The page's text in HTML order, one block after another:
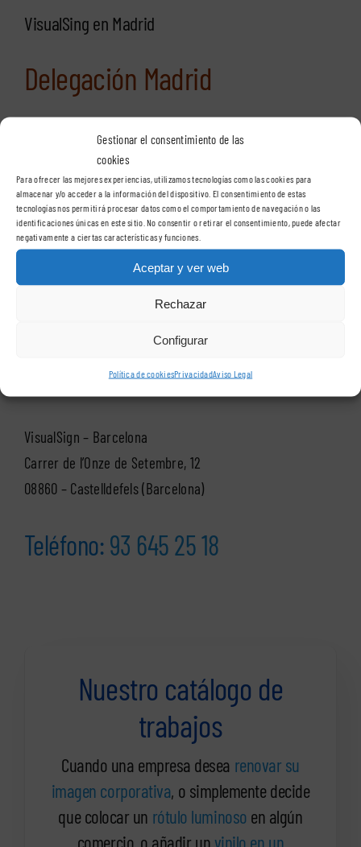
Gestionar el consentimiento de las
cookies
Para ofrecer las mejores experiencias, utilizamos tecnologías como las cookies para
almacenar y/o acceder a la información del dispositivo. El consentimiento de estas
tecnologías nos permitirá procesar datos como el comportamiento de navegación o las
identificaciones únicas en este sitio. No consentir o retirar el consentimiento, puede afectar
negativamente a ciertas características y funciones.
Aceptar y ver web
Rechazar
Configurar
Política de cookiesPrivacidadAviso Legal
VisualSing en Madrid
Delegación Madrid
VisualSign – Madrid
C/ Casas de Miravete, 24A, 2º oficina 2
28031 – Madrid
Teléfono:91 400 89 67
VisualSign en Barcelona
Delegación Cataluña
VisualSign – Barcelona
Carrer de l’Onze de Setembre, 12
08860 – Castelldefels (Barcelona)
Teléfono:93 645 25 18
Nuestro catálogo de
trabajos
Cuando una empresa desea renovar su
imagen corporativa, o simplemente decide
que colocar un rótulo luminoso en algún
comercio, o añadir unvinilo en un